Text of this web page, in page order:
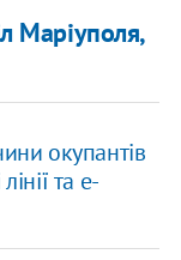
Маріуполя,
окупантів
та е-